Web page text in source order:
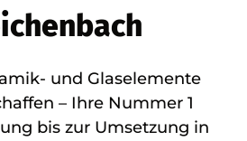
und Glaselemente
– Ihre Nummer 1
bis zur Umsetzung in